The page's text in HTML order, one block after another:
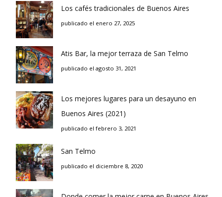
Los cafés tradicionales de Buenos Aires
publicado el enero 27, 2025
Atis Bar, la mejor terraza de San Telmo
publicado el agosto 31, 2021
Los mejores lugares para un desayuno en
Buenos Aires (2021)
publicado el febrero 3, 2021
San Telmo
publicado el diciembre 8, 2020